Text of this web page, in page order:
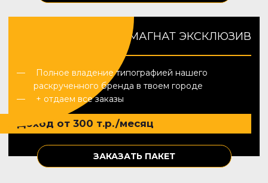
МАГНАТ ЭКСКЛЮЗИВ
Полное владение типографией нашего
раскрученного бренда в твоем городе
+ отдаем все заказы
Доход от 300 т.р./месяц
ЗАКАЗАТЬ ПАКЕТ